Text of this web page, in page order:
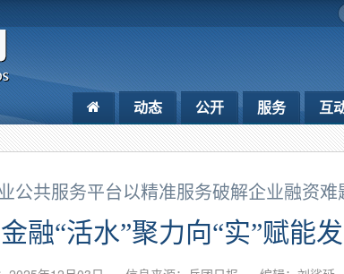
动态 公开 服务 互
公共服务平台以精准服务破解企业融资难
融“活水”聚力向“实”赋能